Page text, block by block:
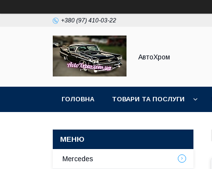
+380 (97) 410-03-22
АвтоХром
ГОЛОВНА ТОВАРИ ТА ПОСЛУГИ
Mercedes